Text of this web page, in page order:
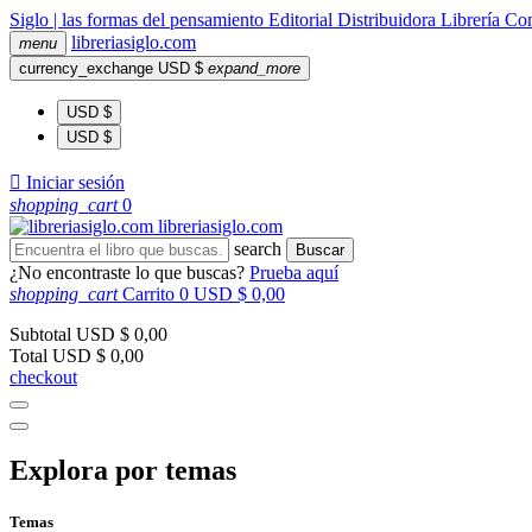
Siglo | las formas del pensamiento Editorial Distribuidora Librería
menu libreriasiglo.com
currency_exchange USD $ expand_more
USD $
USD $
 Iniciar sesión
shopping_cart 0
libreriasiglo.com
search
Buscar
¿No encontraste lo que buscas? Prueba aquí
shopping_cart Carrito 0 USD $ 0,00
Subtotal USD $ 0,00
Total USD $ 0,00
checkout
Explora por temas
Temas